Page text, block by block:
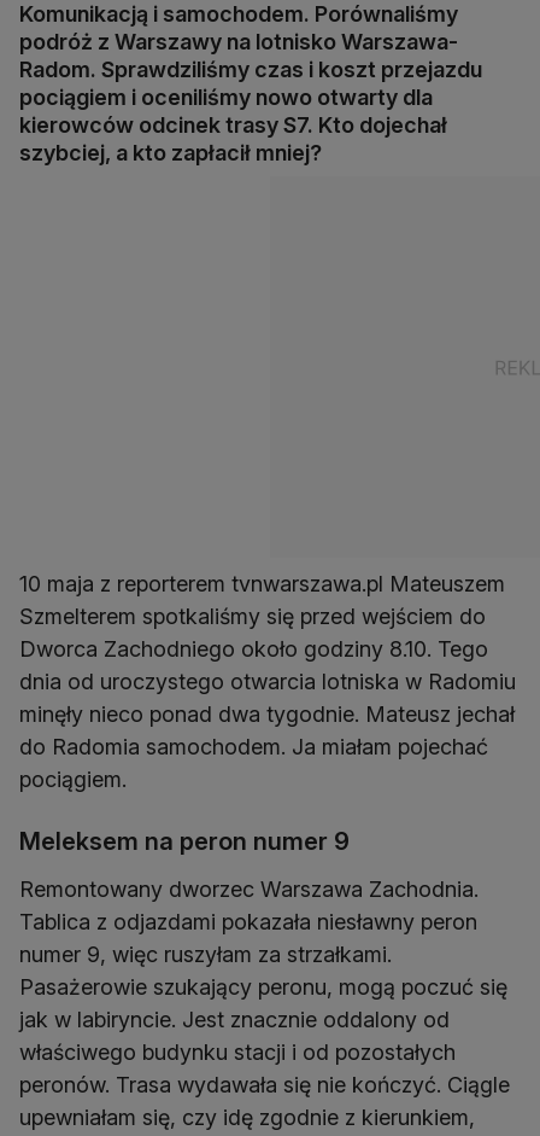
Komunikacją i samochodem. Porównaliśmy
podróż z Warszawy na lotnisko Warszawa-
Radom. Sprawdziliśmy czas i koszt przejazdu
pociągiem i oceniliśmy nowo otwarty dla
kierowców odcinek trasy S7. Kto dojechał
szybciej, a kto zapłacił mniej?
10 maja z reporterem tvnwarszawa.pl Mateuszem
Szmelterem spotkaliśmy się przed wejściem do
Dworca Zachodniego około godziny 8.10. Tego
dnia od uroczystego otwarcia lotniska w Radomiu
minęły nieco ponad dwa tygodnie. Mateusz jechał
do Radomia samochodem. Ja miałam pojechać
pociągiem.
Meleksem na peron numer 9
Remontowany dworzec Warszawa Zachodnia.
Tablica z odjazdami pokazała niesławny peron
numer 9, więc ruszyłam za strzałkami.
Pasażerowie szukający peronu, mogą poczuć się
jak w labiryncie. Jest znacznie oddalony od
właściwego budynku stacji i od pozostałych
peronów. Trasa wydawała się nie kończyć. Ciągle
upewniałam się, czy idę zgodnie z kierunkiem,